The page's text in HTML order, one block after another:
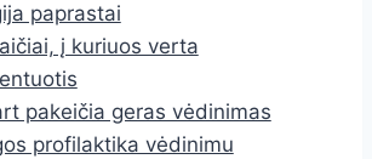
paprastai
į kuriuos verta
pakeičia geras vėdinimas
profilaktika vėdinimu